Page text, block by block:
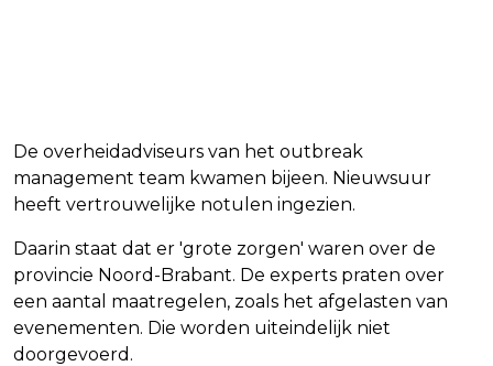
De overheidadviseurs van het outbreak
management team kwamen bijeen. Nieuwsuur
heeft vertrouwelijke notulen ingezien.
Daarin staat dat er 'grote zorgen' waren over de
provincie Noord-Brabant. De experts praten over
een aantal maatregelen, zoals het afgelasten van
evenementen. Die worden uiteindelijk niet
doorgevoerd.